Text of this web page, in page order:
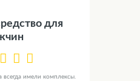
для
имели комплексы.